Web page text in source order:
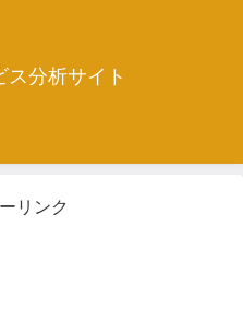
ス分析サイト
リンク